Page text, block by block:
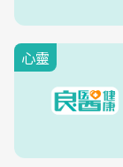
心靈